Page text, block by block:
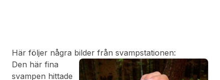
Här följer några bilder från svampstationen:
Den här fina
svampen hittade